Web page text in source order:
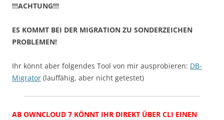
!!!ACHTUNG!!!
ES KOMMT BEI DER MIGRATION ZU SONDERZEICHEN
PROBLEMEN!
Ihr könnt aber folgendes Tool von mir ausprobieren: DB-
Migrator (lauffähig, aber nicht getestet)
AB OWNCLOUD 7 KÖNNT IHR DIREKT ÜBER CLI EINEN